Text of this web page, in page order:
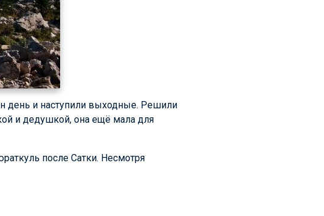
день и наступили выходные. Решили
и дедушкой, она ещё мала для
после Сатки. Несмотря